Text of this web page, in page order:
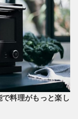
料理がもっと楽し